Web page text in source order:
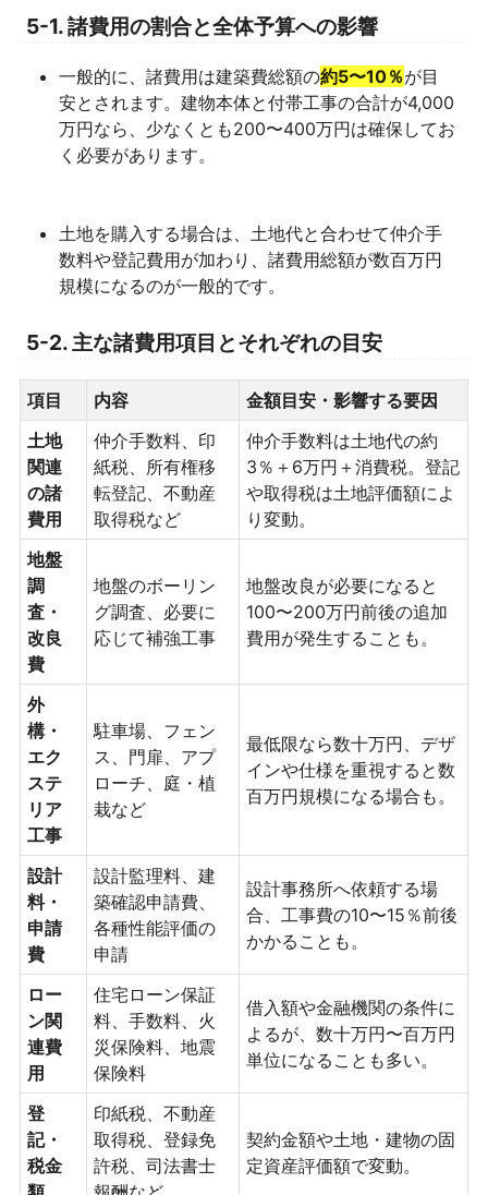
5-1. 諸費用の割合と全体予算への影響
一般的に、諸費用は建築費総額の約5〜10％が目
安とされます。建物本体と付帯工事の合計が4,000
万円なら、少なくとも200〜400万円は確保してお
く必要があります。
土地を購入する場合は、土地代と合わせて仲介手
数料や登記費用が加わり、諸費用総額が数百万円
規模になるのが一般的です。
5-2. 主な諸費用項目とそれぞれの目安
項目 内容
金額目安・影響する要因
土地
関連
の諸
費用
仲介手数料、印
紙税、所有権移
転登記、不動産
取得税など
仲介手数料は土地代の約
3％＋6万円＋消費税。登記
や取得税は土地評価額によ
り変動。
地盤
調
査・
改良
費
地盤のボーリン
グ調査、必要に
応じて補強工事
地盤改良が必要になると
100〜200万円前後の追加
費用が発生することも。
外
構・
エク
ステ
リア
工事
駐車場、フェン
ス、門扉、アプ
ローチ、庭・植
栽など
最低限なら数十万円、デザ
インや仕様を重視すると数
百万円規模になる場合も。
設計
料・
申請
費
設計監理料、建
築確認申請費、
各種性能評価の
申請
設計事務所へ依頼する場
合、工事費の10〜15％前後
かかることも。
ロー
ン関
連費
用
住宅ローン保証
料、手数料、火
災保険料、地震
保険料
借入額や金融機関の条件に
よるが、数十万円〜百万円
単位になることも多い。
登
記・
税金
印紙税、不動産
取得税、登録免
許税、司法書士
契約金額や土地・建物の固
定資産評価額で変動。